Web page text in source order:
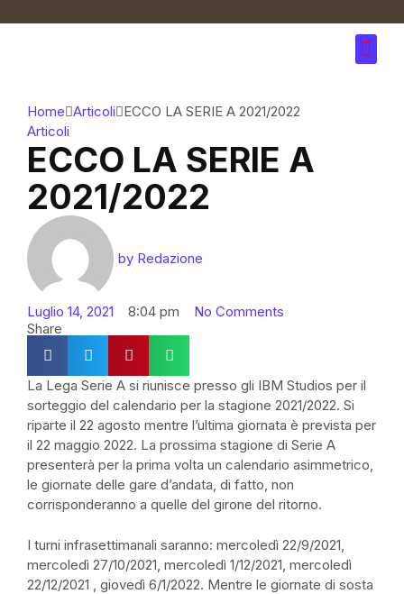
Home Articoli ECCO LA SERIE A 2021/2022
Articoli
ECCO LA SERIE A
2021/2022
by Redazione
Luglio 14, 2021 8:04 pm
No Comments
Share
La Lega Serie A si riunisce presso gli IBM Studios per il
sorteggio del calendario per la stagione 2021/2022. Si
riparte il 22 agosto mentre l’ultima giornata è prevista per
il 22 maggio 2022. La prossima stagione di Serie A
presenterà per la prima volta un calendario asimmetrico,
le giornate delle gare d’andata, di fatto, non
corrisponderanno a quelle del girone del ritorno.
I turni infrasettimanali saranno: mercoledì 22/9/2021,
mercoledì 27/10/2021, mercoledì 1/12/2021, mercoledì
22/12/2021 , giovedì 6/1/2022. Mentre le giornate di sosta